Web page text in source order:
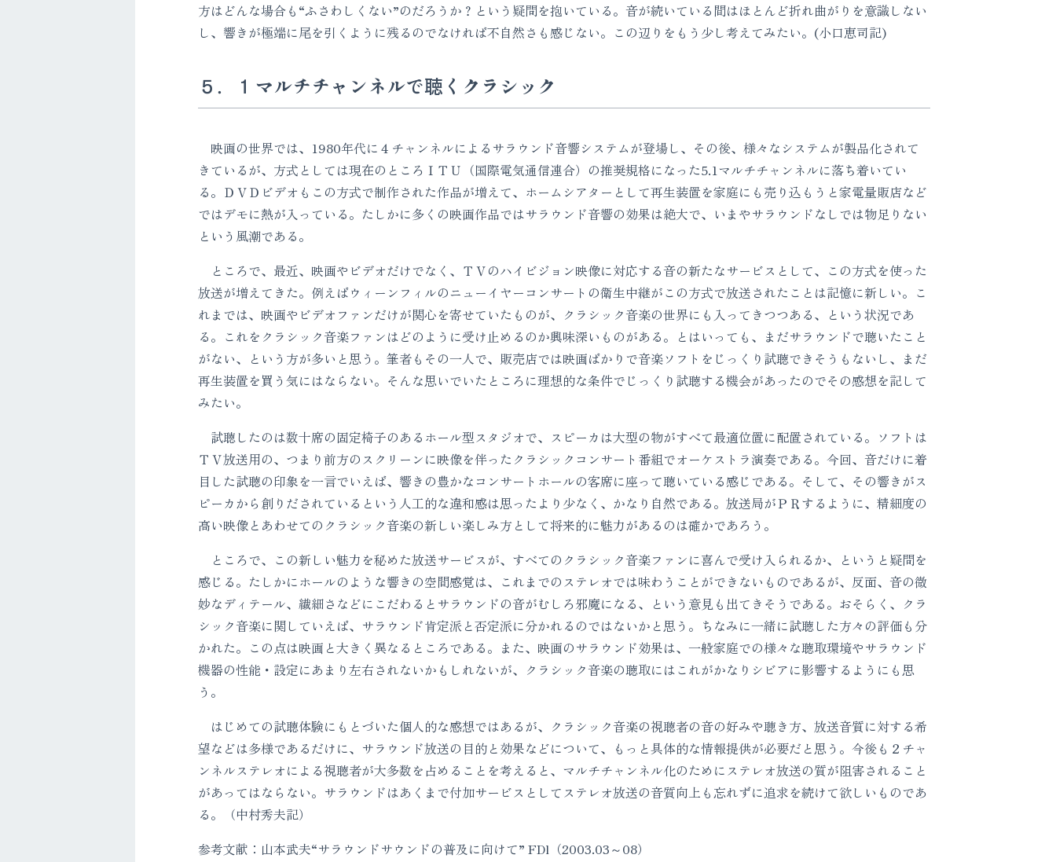
方はどんな場合も“ふさわしくない”のだろうか？という疑問を抱いている。音が続いている間はほとんど折れ曲がりを意識しない
し、響きが極端に尾を引くように残るのでなければ不自然さも感じない。この辺りをもう少し考えてみたい。(小口恵司記)
５．１マルチチャンネルで聴くクラシック
映画の世界では、1980年代に４チャンネルによるサラウンド音響システムが登場し、その後、様々なシステムが製品化されて
きているが、方式としては現在のところＩＴＵ（国際電気通信連合）の推奨規格になった5.1マルチチャンネルに落ち着いてい
る。ＤＶＤビデオもこの方式で制作された作品が増えて、ホームシアターとして再生装置を家庭にも売り込もうと家電量販店など
ではデモに熱が入っている。たしかに多くの映画作品ではサラウンド音響の効果は絶大で、いまやサラウンドなしでは物足りない
という風潮である。
ところで、最近、映画やビデオだけでなく、ＴＶのハイビジョン映像に対応する音の新たなサービスとして、この方式を使った
放送が増えてきた。例えばウィーンフィルのニューイヤーコンサートの衛生中継がこの方式で放送されたことは記憶に新しい。こ
れまでは、映画やビデオファンだけが関心を寄せていたものが、クラシック音楽の世界にも入ってきつつある、という状況であ
る。これをクラシック音楽ファンはどのように受け止めるのか興味深いものがある。とはいっても、まだサラウンドで聴いたこと
がない、という方が多いと思う。筆者もその一人で、販売店では映画ばかりで音楽ソフトをじっくり試聴できそうもないし、まだ
再生装置を買う気にはならない。そんな思いでいたところに理想的な条件でじっくり試聴する機会があったのでその感想を記して
みたい。
試聴したのは数十席の固定椅子のあるホール型スタジオで、スピーカは大型の物がすべて最適位置に配置されている。ソフトは
ＴＶ放送用の、つまり前方のスクリーンに映像を伴ったクラシックコンサート番組でオーケストラ演奏である。今回、音だけに着
目した試聴の印象を一言でいえば、響きの豊かなコンサートホールの客席に座って聴いている感じである。そして、その響きがス
ピーカから創りだされているという人工的な違和感は思ったより少なく、かなり自然である。放送局がＰＲするように、精細度の
高い映像とあわせてのクラシック音楽の新しい楽しみ方として将来的に魅力があるのは確かであろう。
ところで、この新しい魅力を秘めた放送サービスが、すべてのクラシック音楽ファンに喜んで受け入られるか、というと疑問を
感じる。たしかにホールのような響きの空間感覚は、これまでのステレオでは味わうことができないものであるが、反面、音の微
妙なディテール、繊細さなどにこだわるとサラウンドの音がむしろ邪魔になる、という意見も出てきそうである。おそらく、クラ
シック音楽に関していえば、サラウンド肯定派と否定派に分かれるのではないかと思う。ちなみに一緒に試聴した方々の評価も分
かれた。この点は映画と大きく異なるところである。また、映画のサラウンド効果は、一般家庭での様々な聴取環境やサラウンド
機器の性能・設定にあまり左右されないかもしれないが、クラシック音楽の聴取にはこれがかなりシビアに影響するようにも思
う。
はじめての試聴体験にもとづいた個人的な感想ではあるが、クラシック音楽の視聴者の音の好みや聴き方、放送音質に対する希
望などは多様であるだけに、サラウンド放送の目的と効果などについて、もっと具体的な情報提供が必要だと思う。今後も２チャ
ンネルステレオによる視聴者が大多数を占めることを考えると、マルチチャンネル化のためにステレオ放送の質が阻害されること
があってはならない。サラウンドはあくまで付加サービスとしてステレオ放送の音質向上も忘れずに追求を続けて欲しいものであ
る。（中村秀夫記）
参考文献：山本武夫“サラウンドサウンドの普及に向けて” FDl（2003.03～08）